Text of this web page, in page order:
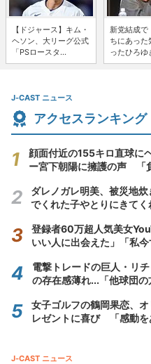
【ドジャース】キム・
ヘソン、大リーグ公式
「PSロースタ...
新党結成で
ちにあった
ったひろゆ
J-CAST ニュース
アクセスランキング
顔面付近の155キロ直球に
ー宮下朝陽に擁護の声 「
ダレノガレ明美、被災地
でくれた子やとりにきてく
登録者60万超人気美女
いい人に出会えた」「私今
電撃トレードの巨人・リ
の存在感薄れ...「他球団
女子ゴルフの鶴岡果恋、
レゼントに喜び 「感動を
J-CAST ニュース